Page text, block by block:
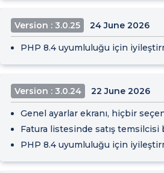
Version : 3.0.25 24 June 2026
PHP 8.4 uyumluluğu için
Version : 3.0.24 22 June 2026
Genel ayarlar ekranı, hiçbir
Fatura listesinde satış
PHP 8.4 uyumluluğu için